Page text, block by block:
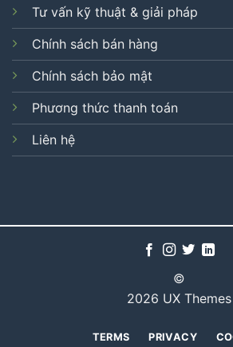
Tư vấn kỹ thuật & giải pháp
Chính sách bán hàng
Chính sách bảo mật
Phương thức thanh toán
Liên hệ
©
2026 UX Themes
TERMS PRIVACY